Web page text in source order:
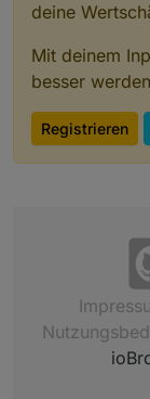
deine
Mit deinem
besser
Registrieren